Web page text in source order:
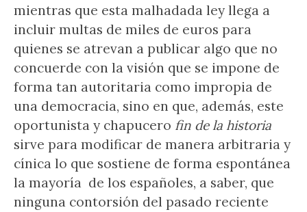
mientras que esta malhadada ley llega a
incluir multas de miles de euros para
quienes se atrevan a publicar algo que no
concuerde con la visión que se impone de
forma tan autoritaria como impropia de
una democracia, sino en que, además, este
oportunista y chapucero fin de la historia
sirve para modificar de manera arbitraria y
cínica lo que sostiene de forma espontánea
la mayoría de los españoles, a saber, que
ninguna contorsión del pasado reciente